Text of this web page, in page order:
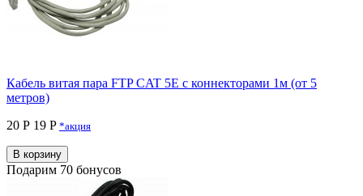
Кабель витая пара FTP CAT 5E с коннекторами 1м (от 5
метров)
20 Р 19 P *акция
В корзину
Подарим 70 бонусов